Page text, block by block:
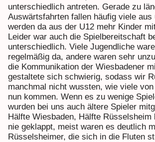
unterschiedlich antreten. Gerade zu
Auswärtsfahrten fallen häufig viele aus
werden da aus der U12 mehr Kinder
Leider war auch die Spielbereitschaft
unterschiedlich. Viele Jugendliche
regelmäßig da, andere waren sehr
die Kommunikation der Wiesbadener
gestaltete sich schwierig, sodass wir
manchmal nicht wussten, wie viele
nun kommen. Wenn es zu wenige
wurden bei uns auch ältere Spieler
Hälfte Wiesbaden, Hälfte Rüsselsheim
nie geklappt, meist waren es deutlich
Rüsselsheimer, die sich in die Fluten